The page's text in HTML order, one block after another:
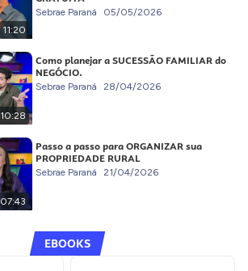
11:20
Sebrae Paraná 05/05/2026
10:28
Como planejar a SUCESSÃO FAMILIAR do
NEGÓCIO.
Sebrae Paraná 28/04/2026
07:43
Passo a passo para ORGANIZAR sua
PROPRIEDADE RURAL
Sebrae Paraná 21/04/2026
EBOOKS